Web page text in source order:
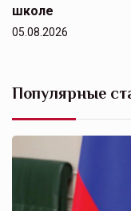
школе
05.08.2026
Популярные